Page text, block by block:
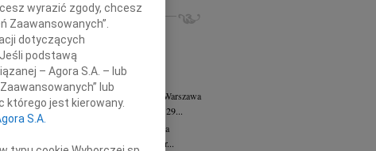
NEKROLOGI
Warszawa
Wydziału dr hab. Julii Kubisie,...
07.08.2026Warszawa
kochanej i dzielnej Marylce Butruk...
Jacek Tadeusz Duniec
Warszawa
Z wielkim żalem przyjęliśmy wiadomość, że 29...
Małgorzata Kościelska
Warszawa
W dniu 3 sierpnia 2026 roku zmarła Profesor...
wyrazić zgody, chcesz
Zaawansowanych”.
dotyczących
podstawą
– Agora S.A. – lub
lub
jest kierowany.
S.A.